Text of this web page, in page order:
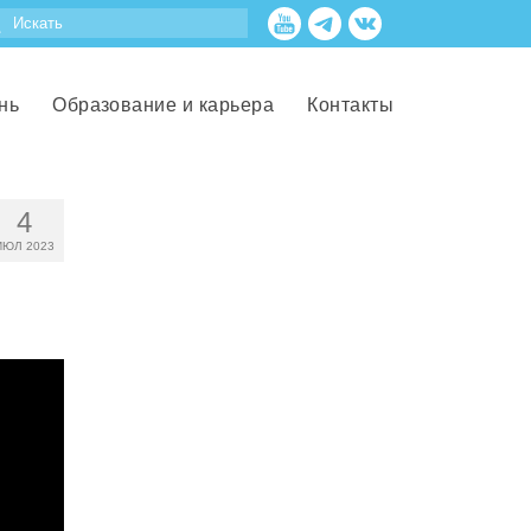
Образование и карьера Контакты
4
2023